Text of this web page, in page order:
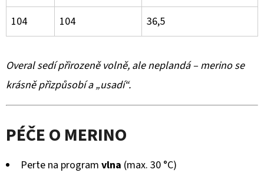
104
104 36,5
Overal sedí přirozeně volně, ale neplandá – merino se
krásně přizpůsobí a „usadí“.
PÉČE O MERINO
Perte na program vlna (max. 30 °C)